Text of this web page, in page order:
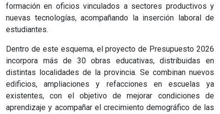
formación en oficios vinculados a sectores productivos y
nuevas tecnologías, acompañando la inserción laboral de
estudiantes.
Dentro de este esquema, el proyecto de Presupuesto 2026
incorpora más de 30 obras educativas, distribuidas en
distintas localidades de la provincia. Se combinan nuevos
edificios, ampliaciones y refacciones en escuelas ya
existentes, con el objetivo de mejorar condiciones de
aprendizaje y acompañar el crecimiento demográfico de las